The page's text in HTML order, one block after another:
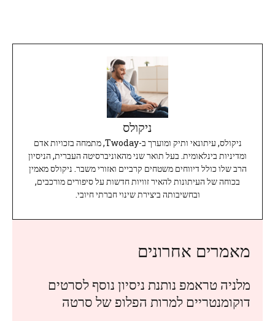
ניקולס
ניקולס, עיתונאי ותיק ומוערך ב-Twoday, מתמחה בזכויות אדם
ומדיניות בינלאומית. בעל תואר שני מהאוניברסיטה העברית, הניסיון
הרב שלו כולל דיווחים משטחים קרביים ואזורי משבר. ניקולס מאמין
בכוחה של העיתונות להאיר זוויות חדשות על סיפורים מורכבים,
ובחשיבותה ביצירת שינוי חברתי חיובי.
מאמרים אחרונים
מלניה טראמפ נותנת ניסיון נוסף לסרטים
דוקומנטריים למרות הפלופ של סרטה